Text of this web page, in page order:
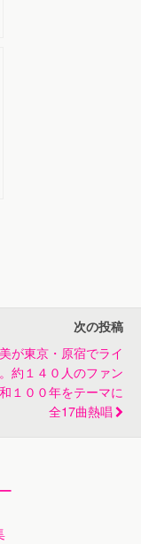
次の投稿
が東京・原宿でライ
約１４０人のファン
１００年をテーマに
全17曲熱唱